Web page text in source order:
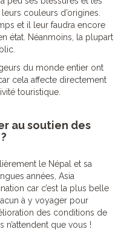
couleurs d’origines.
et il leur faudra encore
état. Néanmoins, la plupart
du monde entier ont
cela affecte directement
touristique.
au soutien des
le Népal et sa
années, Asia
car c’est la plus belle
à y voyager pour
des conditions de
n’attendent que vous !